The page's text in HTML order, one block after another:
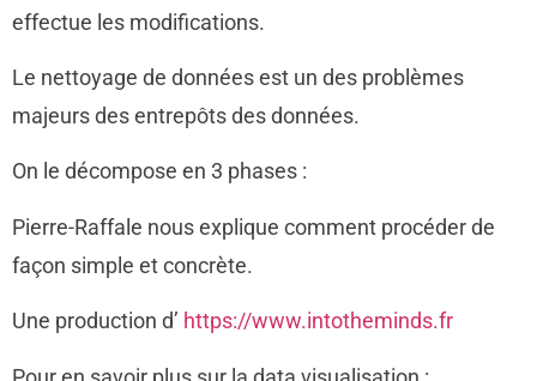
effectue les modifications.
Le nettoyage de données est un des problèmes
majeurs des entrepôts des données.
On le décompose en 3 phases :
Pierre-Raffale nous explique comment procéder de
façon simple et concrète.
Une production d’ https://www.intotheminds.fr